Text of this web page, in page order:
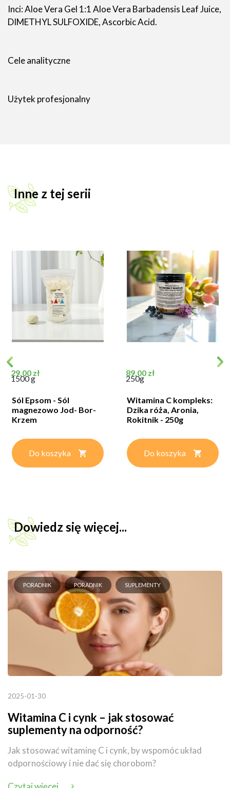
Inci: Aloe Vera Gel 1:1 Aloe Vera Barbadensis Leaf Juice,
DIMETHYL SULFOXIDE, Ascorbic Acid.
Cele analityczne
Użytek profesjonalny
Inne z tej serii
Cena
29,00 zł
1500 g
Sól Epsom - Sól
magnezowo Jod- Bor-
Krzem
Do koszyka
Cena
89,00 zł
250g
Witamina C kompleks:
Dzika róża, Aronia,
Rokitnik - 250g
Do koszyka
Dowiedz się więcej...
PORADNIK PORADNIK SUPLEMENTY
2025-01-30
Witamina C i cynk – jak stosować
suplementy na odporność?
Jak stosować witaminę C i cynk, by wspomóc układ
odpornościowy i nie dać się chorobom?